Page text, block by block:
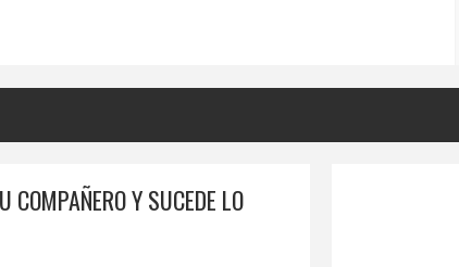
COMPAÑERO Y SUCEDE LO